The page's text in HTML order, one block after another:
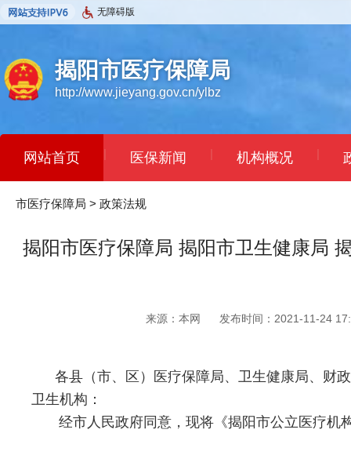
无障碍版
揭阳市医疗保障局
http://www.jieyang.gov.cn/ylbz
网站首页 | 医保新闻 | 机构概况 |
市医疗保障局 > 政策法规
揭阳市医疗保障局 揭阳市卫生健康局
来源：本网 发布时间：2021-11-24
各县（市、区）医疗保障局、卫生健康局、财
卫生机构：
经市人民政府同意，现将《揭阳市公立医疗机